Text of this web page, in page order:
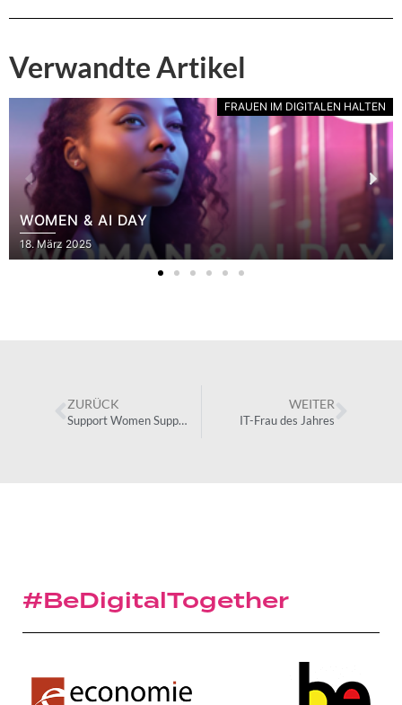
Verwandte Artikel
FRAUEN IM DIGITALEN HALTEN
WOMEN & AI DAY
18. März 2025
ZURÜCK
Support Women Support Belgium
WEITER
IT-Frau des Jahres
#BeDigitalTogether